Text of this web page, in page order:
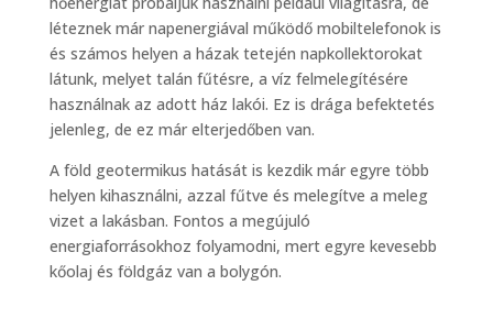
léteznek már napenergiával működő mobiltelefonok is
és számos helyen a házak tetején napkollektorokat
látunk, melyet talán fűtésre, a víz felmelegítésére
használnak az adott ház lakói. Ez is drága befektetés
jelenleg, de ez már elterjedőben van.
A föld geotermikus hatását is kezdik már egyre több
helyen kihasználni, azzal fűtve és melegítve a meleg
vizet a lakásban. Fontos a megújuló
energiaforrásokhoz folyamodni, mert egyre kevesebb
kőolaj és földgáz van a bolygón.